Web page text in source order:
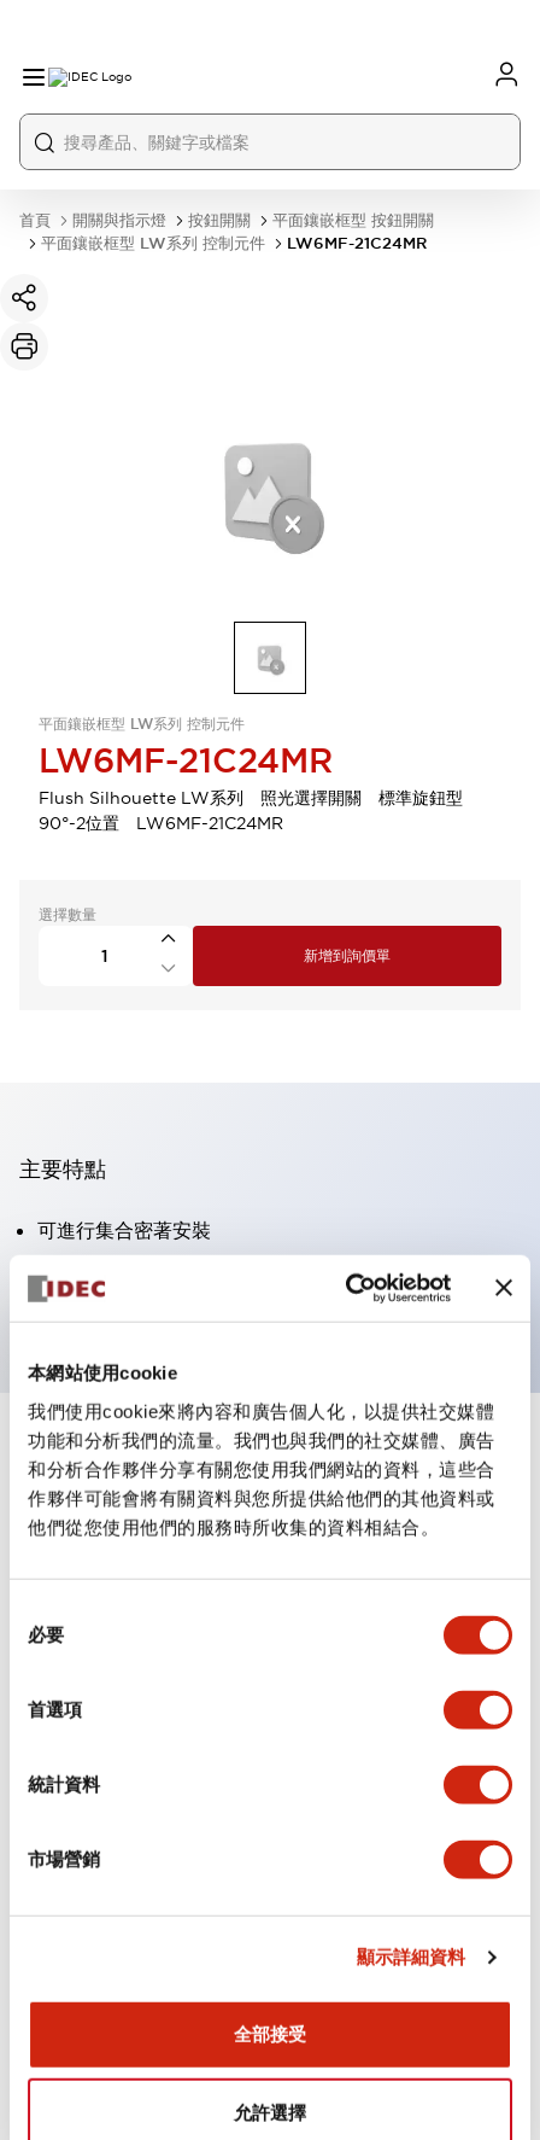
本網站使用cookie
我們使用cookie來將內容和廣告個人化，以提供社交媒體
功能和分析我們的流量。我們也與我們的社交媒體、廣告
和分析合作夥伴分享有關您使用我們網站的資料，這些合
作夥伴可能會將有關資料與您所提供給他們的其他資料或
他們從您使用他們的服務時所收集的資料相結合。
必要
首選項
統計資料
市場營銷
顯示詳細資料
全部接受
允許選擇
首頁 開關與指示燈 按鈕開關
平面鑲嵌框型 按鈕開關
平面鑲嵌框型 LW系列 控制元件
LW6MF-21C24MR
平面鑲嵌框型 LW系列 控制元件
LW6MF-21C24MR
Flush Silhouette LW系列 照光選擇開關 標準旋鈕型
90°-2位置 LW6MF-21C24MR
選擇數量
新增到詢價單
主要特點
可進行集合密著安裝
附鎖選擇開關採用高安全性的彈子鎖結構
防護結構為IP65（IEC60529）
規格 顯示全部
審美規範
環境規範
功能規格